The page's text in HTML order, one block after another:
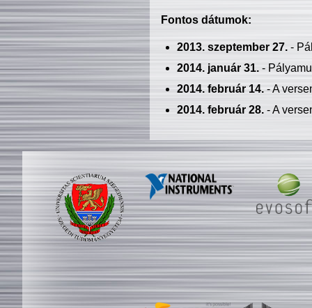
Fontos dátumok:
2013. szeptember 27.-
2014. január 31.-
2014. február 14.- A
2014. február 28.- A